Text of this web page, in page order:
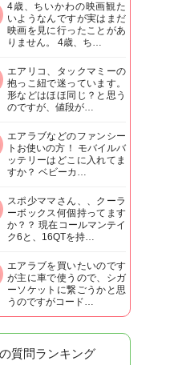
4歳、ちいかわの映画観た
いようなんですが実はまだ
映画を見に行ったことがあ
りません。 4歳、ち…
エアリコ、タックマミーの
抱っこ紐で迷っています。
形などはほほ同じ？と思う
のですが、値段が…
エアラブなどのファンシー
トお使いの方！ モバイルバ
ッテリーはどこに入れてま
すか？ ベビーカ…
スポ少ママさん、、クーラ
ーボックス何個持ってます
か？？ 現在コールマンテイ
ク6と、16QTを持…
エアラブを買いたいのです
が主に車で使うので、シガ
ーソケットに繋ごうかと思
うのですがコード…
質問ランキング